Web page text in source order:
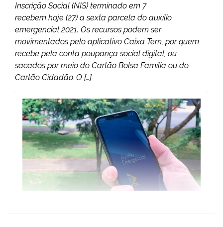
Inscrição Social (NIS) terminado em 7
recebem hoje (27) a sexta parcela do auxílio
emergencial 2021. Os recursos podem ser
movimentados pelo aplicativo Caixa Tem, por quem
recebe pela conta poupança social digital, ou
sacados por meio do Cartão Bolsa Família ou do
Cartão Cidadão. O […]